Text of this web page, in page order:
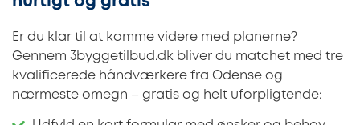
Er du klar til at komme videre med planerne?
Gennem 3byggetilbud.dk bliver du matchet med tre
kvalificerede håndværkere fra Odense og
nærmeste omegn – gratis og helt uforpligtende: